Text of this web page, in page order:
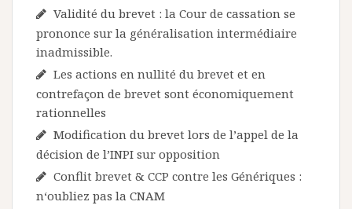
Validité du brevet : la Cour de cassation se
prononce sur la généralisation intermédiaire
inadmissible.
Les actions en nullité du brevet et en
contrefaçon de brevet sont économiquement
rationnelles
Modification du brevet lors de l’appel de la
décision de l’INPI sur opposition
Conflit brevet & CCP contre les Génériques :
n‘oubliez pas la CNAM